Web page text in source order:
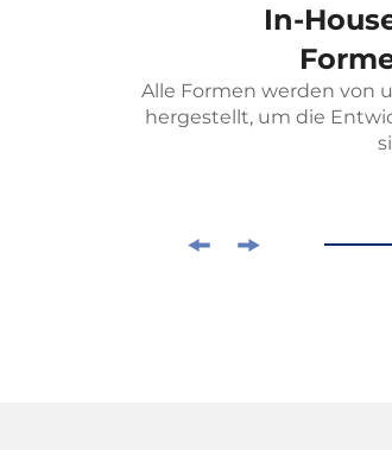
In-
Alle Formen werden von
hergestellt, um die